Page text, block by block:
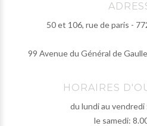
50 et 106, rue de paris -
99 Avenue du Général de
HORAIRES
du lundi au
le samedi: